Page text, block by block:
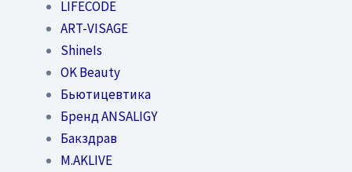
LIFECODE
ART-VISAGE
ShineIs
OK Beauty
Бьютицевтика
Бренд ANSALIGY
Бакздрав
M.AKLIVE